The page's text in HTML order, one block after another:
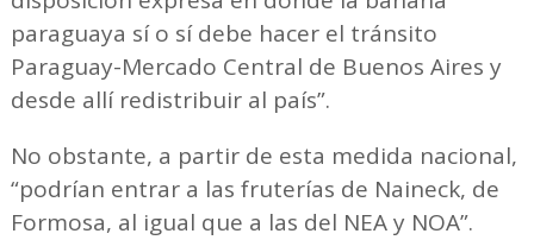
paraguaya sí o sí debe hacer el tránsito
Paraguay-Mercado Central de Buenos Aires y
desde allí redistribuir al país”.
No obstante, a partir de esta medida nacional,
“podrían entrar a las fruterías de Naineck, de
Formosa, al igual que a las del NEA y NOA”.